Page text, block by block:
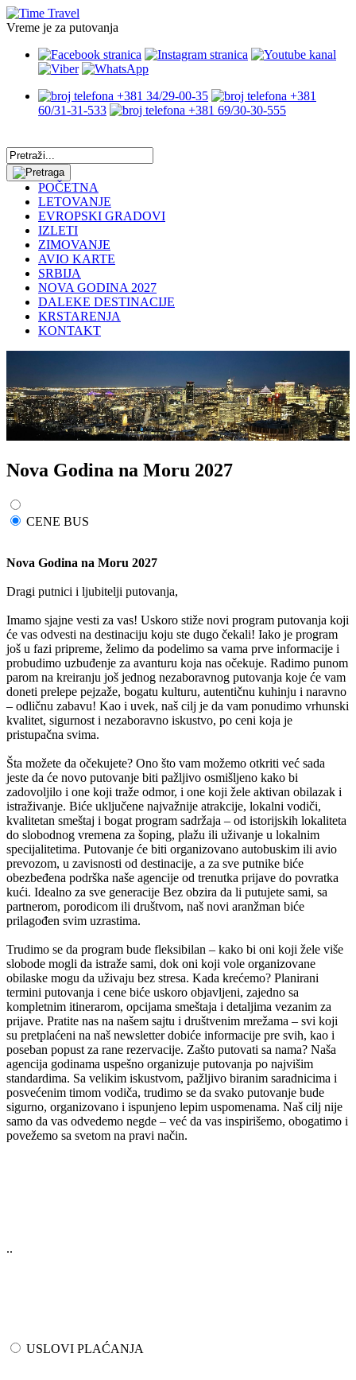
Vreme je za putovanja
+381 34/29-00-35
+381
60/31-31-533
+381 69/30-30-555
POČETNA
LETOVANJE
EVROPSKI GRADOVI
IZLETI
ZIMOVANJE
AVIO KARTE
SRBIJA
NOVA GODINA 2027
DALEKE DESTINACIJE
KRSTARENJA
KONTAKT
Nova Godina na Moru 2027
CENE BUS
Nova Godina na Moru 2027
Dragi putnici i ljubitelji putovanja,
Imamo sjajne vesti za vas! Uskoro stiže novi program putovanja koji
će vas odvesti na destinaciju koju ste dugo čekali! Iako je program
još u fazi pripreme, želimo da podelimo sa vama prve informacije i
probudimo uzbuđenje za avanturu koja nas očekuje. Radimo punom
parom na kreiranju još jednog nezaboravnog putovanja koje će vam
doneti prelepe pejzaže, bogatu kulturu, autentičnu kuhinju i naravno
– odličnu zabavu! Kao i uvek, naš cilj je da vam ponudimo vrhunski
kvalitet, sigurnost i nezaboravno iskustvo, po ceni koja je
pristupačna svima.
Šta možete da očekujete? Ono što vam možemo otkriti već sada
jeste da će novo putovanje biti pažljivo osmišljeno kako bi
zadovoljilo i one koji traže odmor, i one koji žele aktivan obilazak i
istraživanje. Biće uključene najvažnije atrakcije, lokalni vodiči,
kvalitetan smeštaj i bogat program sadržaja – od istorijskih lokaliteta
do slobodnog vremena za šoping, plažu ili uživanje u lokalnim
specijalitetima. Putovanje će biti organizovano autobuskim ili avio
prevozom, u zavisnosti od destinacije, a za sve putnike biće
obezbeđena podrška naše agencije od trenutka prijave do povratka
kući. Idealno za sve generacije Bez obzira da li putujete sami, sa
partnerom, porodicom ili društvom, naš novi aranžman biće
prilagođen svim uzrastima.
Trudimo se da program bude fleksibilan – kako bi oni koji žele više
slobode mogli da istraže sami, dok oni koji vole organizovane
obilaske mogu da uživaju bez stresa. Kada krećemo? Planirani
termini putovanja i cene biće uskoro objavljeni, zajedno sa
kompletnim itinerarom, opcijama smeštaja i detaljima vezanim za
prijave. Pratite nas na našem sajtu i društvenim mrežama – svi koji
su pretplaćeni na naš newsletter dobiće informacije pre svih, kao i
poseban popust za rane rezervacije. Zašto putovati sa nama? Naša
agencija godinama uspešno organizuje putovanja po najvišim
standardima. Sa velikim iskustvom, pažljivo biranim saradnicima i
posvećenim timom vodiča, trudimo se da svako putovanje bude
sigurno, organizovano i ispunjeno lepim uspomenama. Naš cilj nije
samo da vas odvedemo negde – već da vas inspirišemo, obogatimo i
povežemo sa svetom na pravi način.
..
USLOVI PLAĆANJA